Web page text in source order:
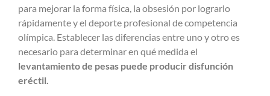
para mejorar la forma física, la obsesión por lograrlo
rápidamente y el deporte profesional de competencia
olímpica. Establecer las diferencias entre uno y otro es
necesario para determinar en qué medida el
levantamiento de pesas puede producir disfunción
eréctil.